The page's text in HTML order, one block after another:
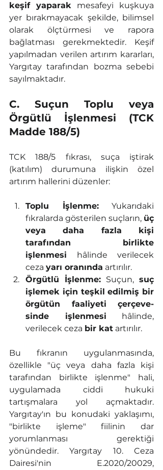
keşif yaparak mesafeyi kuşkuya
yer bırakmayacak şekilde, bilimsel
olarak ölçtürmesi ve rapora
bağlatması gerekmektedir. Keşif
yapılmadan verilen artırım kararları,
Yargıtay tarafından bozma sebebi
sayılmaktadır.
C. Suçun Toplu veya
Örgütlü İşlenmesi (TCK
Madde 188/5)
TCK 188/5 fıkrası, suça iştirak
(katılım) durumuna ilişkin özel
artırım hallerini düzenler:
Toplu İşlenme: Yukarıdaki
fıkralarda gösterilen suçların, üç
veya daha fazla kişi
tarafından birlikte
işlenmesi hâlinde verilecek
ceza yarı oranında artırılır.
Örgütlü İşlenme: Suçun, suç
işlemek için teşkil edilmiş bir
örgütün faaliyeti çerçeve-
sinde işlenmesi hâlinde,
verilecek ceza bir kat artırılır.
Bu fıkranın uygulanmasında,
özellikle "üç veya daha fazla kişi
tarafından birlikte işlenme" hali,
uygulamada ciddi hukuki
tartışmalara yol açmaktadır.
Yargıtay'ın bu konudaki yaklaşımı,
"birlikte işleme" fiilinin dar
yorumlanması gerektiği
yönündedir. Yargıtay 10. Ceza
Dairesi'nin E.2020/20029,